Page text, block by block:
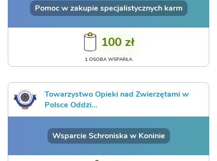
Pomoc w zakupie specjalistycznych karm
100 zł
1 OSOBA WSPARŁA
Towarzystwo Opieki nad Zwierzętami w
Polsce Oddzi...
Wsparcie Schroniska w Koninie